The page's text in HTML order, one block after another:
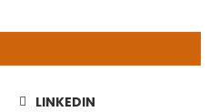
LINKEDIN